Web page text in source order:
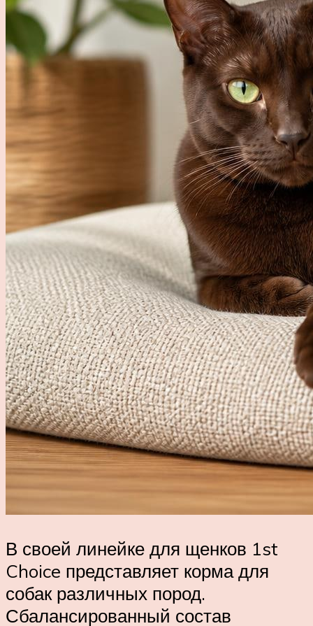
В своей линейке для щенков 1st
Choice представляет корма для
собак различных пород.
Сбалансированный состав